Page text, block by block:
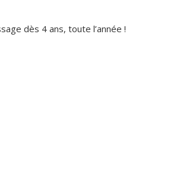
dès 4 ans, toute l’année !